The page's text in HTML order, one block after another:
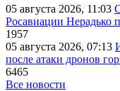
05 августа 2026, 11:03
Росавиации Нерадько
1957
05 августа 2026, 07:13
после атаки дронов
6465
Все новости